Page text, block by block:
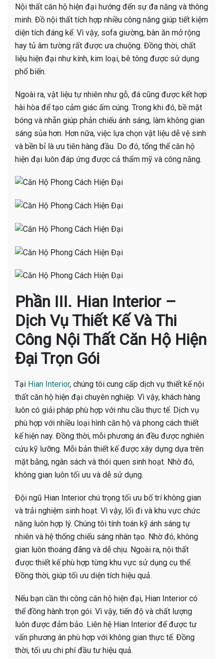
Nội thất căn hộ hiện đại hướng đến sự đa năng và thông
minh. Đồ nội thất tích hợp nhiều công năng giúp tiết kiệm
diện tích đáng kể. Vì vậy, sofa giường, bàn ăn mở rộng
hay tủ âm tường rất được ưa chuộng. Đồng thời, chất
liệu hiện đại như kính, kim loại, bê tông được sử dụng
phổ biến.
Ngoài ra, vật liệu tự nhiên như gỗ, đá cũng được kết hợp
hài hòa để tạo cảm giác ấm cúng. Trong khi đó, bề mặt
bóng và nhẵn giúp phản chiếu ánh sáng, làm không gian
sáng sủa hơn. Hơn nữa, việc lựa chọn vật liệu dễ vệ sinh
và bền bỉ là ưu tiên hàng đầu. Do đó, tổng thể căn hộ
hiện đại luôn đáp ứng được cả thẩm mỹ và công năng.
Phần III. Hian Interior –
Dịch Vụ Thiết Kế Và Thi
Công Nội Thất Căn Hộ Hiện
Đại Trọn Gói
Tại Hian Interior, chúng tôi cung cấp dịch vụ thiết kế nội
thất căn hộ hiện đại chuyên nghiệp. Vì vậy, khách hàng
luôn có giải pháp phù hợp với nhu cầu thực tế. Dịch vụ
phù hợp với nhiều loại hình căn hộ và phong cách thiết
kế hiện nay. Đồng thời, mỗi phương án đều được nghiên
cứu kỹ lưỡng. Mỗi bản thiết kế được xây dựng dựa trên
mặt bằng, ngân sách và thói quen sinh hoạt. Nhờ đó,
không gian luôn tối ưu và dễ sử dụng.
Đội ngũ Hian Interior chú trọng tối ưu bố trí không gian
và trải nghiệm sinh hoạt. Vì vậy, lối đi và khu vực chức
năng luôn hợp lý. Chúng tôi tính toán kỹ ánh sáng tự
nhiên và hệ thống chiếu sáng nhân tạo. Nhờ đó, không
gian luôn thoáng đãng và dễ chịu. Ngoài ra, nội thất
được thiết kế phù hợp từng khu vực sử dụng cụ thể.
Đồng thời, giúp tối ưu diện tích hiệu quả.
Nếu bạn cần thi công căn hộ hiện đại, Hian Interior có
thể đồng hành trọn gói. Vì vậy, tiến độ và chất lượng
luôn được đảm bảo. Liên hệ Hian Interior để được tư
vấn phương án phù hợp với không gian thực tế. Đồng
thời, tối ưu chi phí đầu tư hiệu quả.